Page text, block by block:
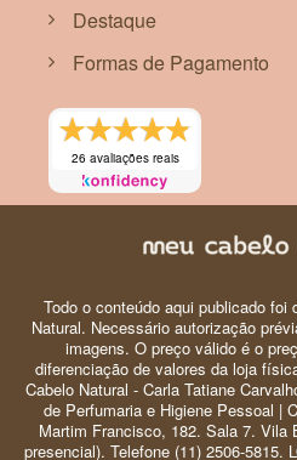
Destaque
Formas de Pagamento
26 avaliações reais
Todo o conteúdo aqui publicado foi
Natural. Necessário autorização
imagens. O preço válido é o
diferenciação de valores da loja
Cabelo Natural - Carla Tatiane
de Perfumaria e Higiene Pessoal |
Martim Francisco, 182. Sala 7. Vila
presencial). Telefone (11) 2506-5815.